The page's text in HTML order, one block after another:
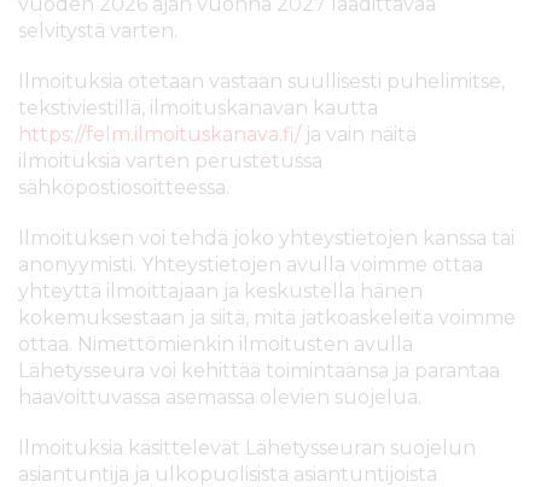
selvitystä varten.
Ilmoituksia otetaan vastaan suullisesti puhelimitse,
tekstiviestillä, ilmoituskanavan kautta
https://felm.ilmoituskanava.fi/ ja vain näitä
ilmoituksia varten perustetussa
sähköpostiosoitteessa.
Ilmoituksen voi tehdä joko yhteystietojen kanssa tai
anonyymisti. Yhteystietojen avulla voimme ottaa
yhteyttä ilmoittajaan ja keskustella hänen
kokemuksestaan ja siitä, mitä jatkoaskeleita voimme
ottaa. Nimettömienkin ilmoitusten avulla
Lähetysseura voi kehittää toimintaansa ja parantaa
haavoittuvassa asemassa olevien suojelua.
Ilmoituksia käsittelevät Lähetysseuran suojelun
asiantuntija ja ulkopuolisista asiantuntijoista